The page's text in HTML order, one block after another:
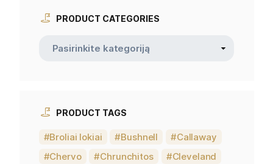
PRODUCT CATEGORIES
PRODUCT TAGS
Broliai lokiai Bushnell
Callaway
Chervo
Chrunchitos
Cleveland